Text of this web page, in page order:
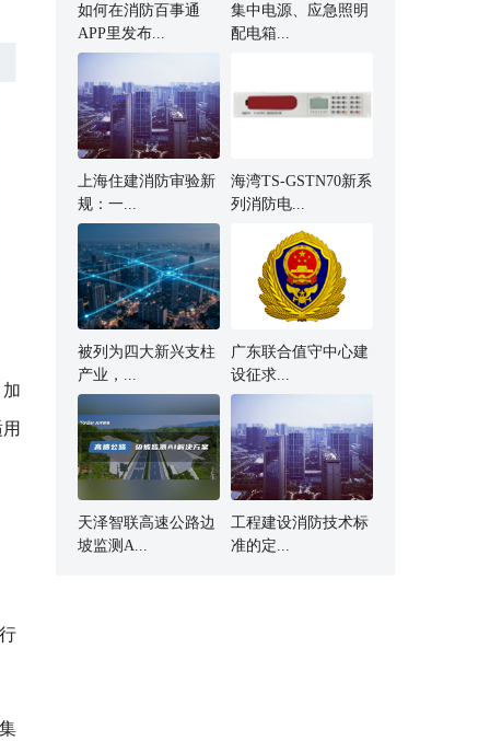
如何在消防百事通
APP里发布...
集中电源、应急照明
配电箱...
上海住建消防审验新
规：一...
海湾TS-GSTN70新系
列消防电...
被列为四大新兴支柱
产业，...
广东联合值守中心建
设征求...
天泽智联高速公路边
坡监测A...
工程建设消防技术标
准的定...